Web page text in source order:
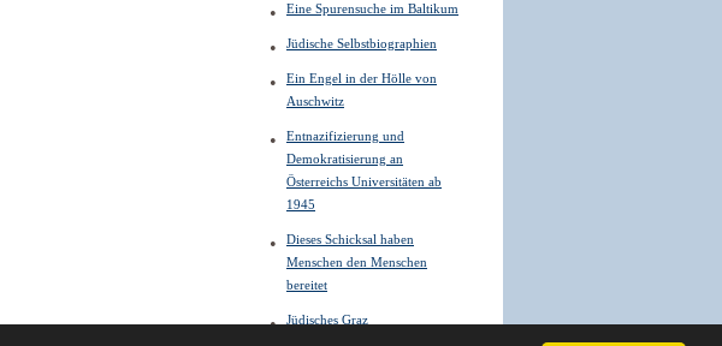
Eine Spurensuche im Baltikum
Jüdische Selbstbiographien
Ein Engel in der Hölle von
Auschwitz
Entnazifizierung und
Demokratisierung an
Österreichs Universitäten ab
1945
Dieses Schicksal haben
Menschen den Menschen
bereitet
Jüdisches Graz